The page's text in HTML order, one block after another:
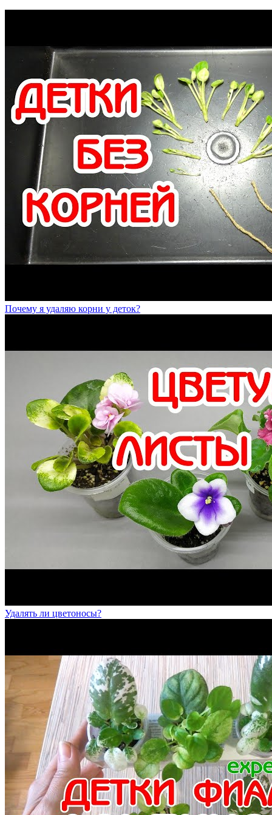
Почему я удаляю корни у деток?
Удалять ли цветоносы?